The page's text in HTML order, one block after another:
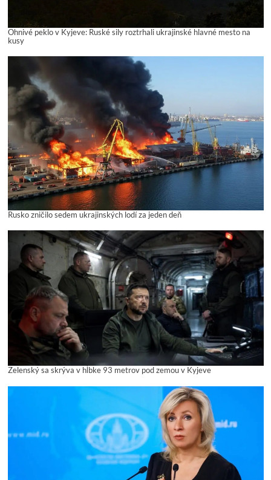
Ohnivé peklo v Kyjeve: Ruské sily roztrhali ukrajinské hlavné mesto na
kusy
Rusko zničilo sedem ukrajinských lodí za jeden deň
Zelenský sa skrýva v hĺbke 93 metrov pod zemou v Kyjeve